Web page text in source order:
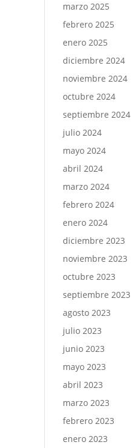
marzo 2025
febrero 2025
enero 2025
diciembre 2024
noviembre 2024
octubre 2024
septiembre 2024
julio 2024
mayo 2024
abril 2024
marzo 2024
febrero 2024
enero 2024
diciembre 2023
noviembre 2023
octubre 2023
septiembre 2023
agosto 2023
julio 2023
junio 2023
mayo 2023
abril 2023
marzo 2023
febrero 2023
enero 2023